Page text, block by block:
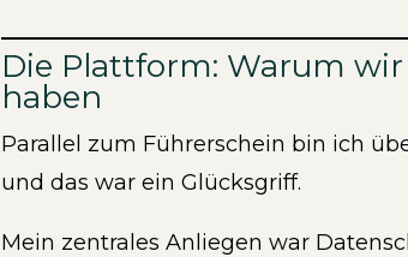
Die Plattform: Warum
haben
Parallel zum Führerschein bin ich
und das war ein Glücksgriff.
Mein zentrales Anliegen war